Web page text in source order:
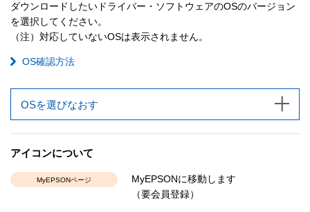
ダウンロードしたいドライバー・ソフトウェアのOSのバージョン
を選択してください。
（注）対応していないOSは表示されません。
OS確認方法
OSを選びなおす
アイコンについて
MyEPSONページ
MyEPSONに移動します
（要会員登録）